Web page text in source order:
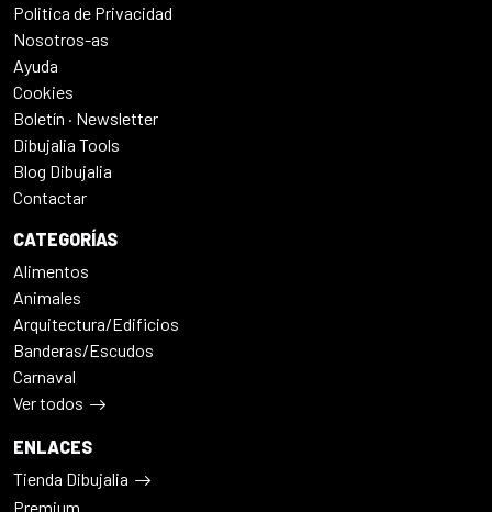
Politica de Privacidad
Nosotros-as
Ayuda
Cookies
Boletín · Newsletter
Dibujalia Tools
Blog Dibujalia
Contactar
CATEGORÍAS
Alimentos
Animales
Arquitectura/Edificios
Banderas/Escudos
Carnaval
Ver todos
ENLACES
Tienda Dibujalia
Premium